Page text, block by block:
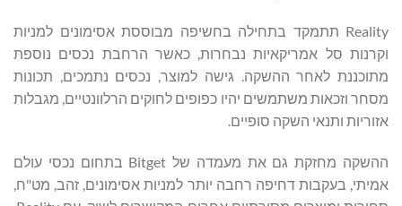
Reality תתמקד בתחילה בחשיפה מבוססת אסימונים למניות
וקרנות סל אמריקאיות נבחרות, כאשר הרחבת נכסים נוספת
מתוכננת לאחר ההשקה. גישה למוצר, נכסים נתמכים, תכונות
מסחר וזכאות משתמשים יהיו כפופים לחוקים הרלוונטיים, מגבלות
אזוריות ותנאי השקה סופיים.
ההשקה מחזקת גם את מעמדה של Bitget בתחום נכסי עולם
אמיתי, בעקבות דחיפה רחבה יותר למניות אסימונים, זהב, מט"ח,